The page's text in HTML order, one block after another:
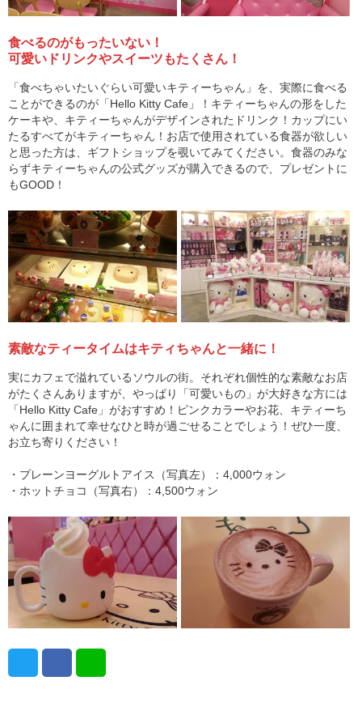
食べるのがもったいない！
可愛いドリンクやスイーツもたくさん！
「食べちゃいたいぐらい可愛いキティーちゃん」を、実際に食べる
ことができるのが「Hello Kitty Cafe」！キティーちゃんの形をした
ケーキや、キティーちゃんがデザインされたドリンク！カップにい
たるすべてがキティーちゃん！お店で使用されている食器が欲しい
と思った方は、ギフトショップを覗いてみてください。食器のみな
らずキティーちゃんの公式グッズが購入できるので、プレゼントに
もGOOD！
素敵なティータイムはキティちゃんと一緒に！
実にカフェで溢れているソウルの街。それぞれ個性的な素敵なお店
がたくさんありますが、やっぱり「可愛いもの」が大好きな方には
「Hello Kitty Cafe」がおすすめ！ピンクカラーやお花、キティーち
ゃんに囲まれて幸せなひと時が過ごせることでしょう！ぜひ一度、
お立ち寄りください！
・プレーンヨーグルトアイス（写真左）：4,000ウォン
・ホットチョコ（写真右）：4,500ウォン